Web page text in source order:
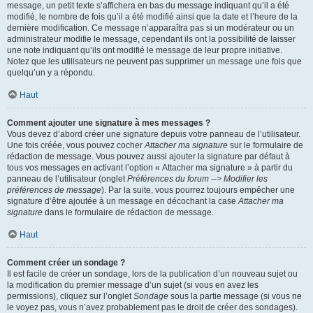
message, un petit texte s’affichera en bas du message indiquant qu’il a été
modifié, le nombre de fois qu’il a été modifié ainsi que la date et l’heure de la
dernière modification. Ce message n’apparaîtra pas si un modérateur ou un
administrateur modifie le message, cependant ils ont la possibilité de laisser
une note indiquant qu’ils ont modifié le message de leur propre initiative.
Notez que les utilisateurs ne peuvent pas supprimer un message une fois que
quelqu’un y a répondu.
Haut
Comment ajouter une signature à mes messages ?
Vous devez d’abord créer une signature depuis votre panneau de l’utilisateur.
Une fois créée, vous pouvez cocherAttacher ma signature sur le formulaire de
rédaction de message. Vous pouvez aussi ajouter la signature par défaut à
tous vos messages en activant l’option « Attacher ma signature » à partir du
panneau de l’utilisateur (ongletPréférences du forum --> Modifier les
préférences de message). Par la suite, vous pourrez toujours empêcher une
signature d’être ajoutée à un message en décochant la caseAttacher ma
signature dans le formulaire de rédaction de message.
Haut
Comment créer un sondage ?
Il est facile de créer un sondage, lors de la publication d’un nouveau sujet ou
la modification du premier message d’un sujet (si vous en avez les
permissions), cliquez sur l’ongletSondage sous la partie message (si vous ne
le voyez pas, vous n’avez probablement pas le droit de créer des sondages).